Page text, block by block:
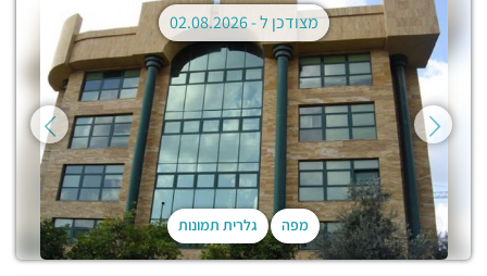
מפה גלרית תמונות
מצודכן ל -02.08.2026